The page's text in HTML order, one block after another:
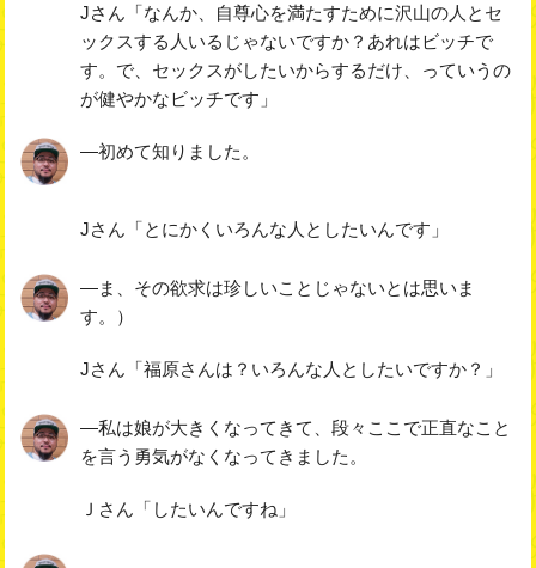
Jさん「なんか、自尊心を満たすために沢山の人とセ
ックスする人いるじゃないですか？あれはビッチで
す。で、セックスがしたいからするだけ、っていうの
が健やかなビッチです」
―初めて知りました。
Jさん「とにかくいろんな人としたいんです」
―ま、その欲求は珍しいことじゃないとは思いま
す。）
Jさん「福原さんは？いろんな人としたいですか？」
―私は娘が大きくなってきて、段々ここで正直なこと
を言う勇気がなくなってきました。
Ｊさん「したいんですね」